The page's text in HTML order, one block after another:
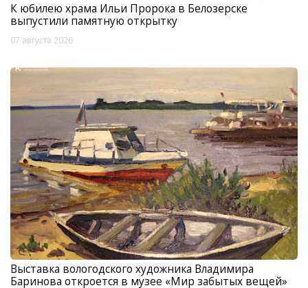
К юбилею храма Ильи Пророка в Белозерске
выпустили памятную открытку
07 августа 2026
Выставка вологодского художника Владимира
Баринова откроется в музее «Мир забытых вещей»